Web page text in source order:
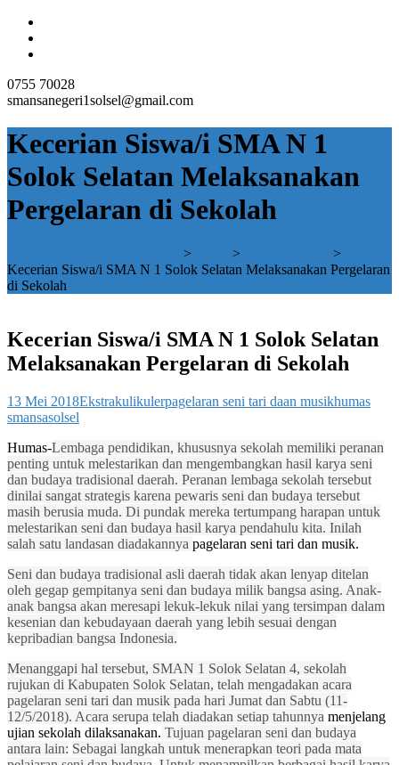
0755 70028
smansanegeri1solsel@gmail.com
Kecerian Siswa/i SMA N 1
Solok Selatan Melaksanakan
Pergelaran di Sekolah
> >
>
Kecerian Siswa/i SMA N 1 Solok Selatan Melaksanakan Pergelaran
di Sekolah
Kecerian Siswa/i SMA N 1 Solok Selatan
Melaksanakan Pergelaran di Sekolah
13 Mei 2018Ekstrakulikulerpagelaran seni tari daan musikhumas
smansasolsel
Humas-Lembaga pendidikan, khususnya sekolah memiliki peranan
penting untuk melestarikan dan mengembangkan hasil karya seni
dan budaya tradisional daerah. Peranan lembaga sekolah tersebut
dinilai sangat strategis karena pewaris seni dan budaya tersebut
masih berusia muda. Di pundak mereka tertumpang harapan untuk
melestarikan seni dan budaya hasil karya pendahulu kita. Inilah
salah satu landasan diadakannya pagelaran seni tari dan musik.
Seni dan budaya tradisional asli daerah tidak akan lenyap ditelan
oleh gegap gempitanya seni dan budaya milik bangsa asing. Anak-
anak bangsa akan meresapi lekuk-lekuk nilai yang tersimpan dalam
kesenian dan kebudayaan daerah yang lebih sesuai dengan
kepribadian bangsa Indonesia.
Menanggapi hal tersebut, SMAN 1 Solok Selatan 4, sekolah
rujukan di Kabupaten Solok Selatan, telah mengadakan acara
pagelaran seni tari dan musik pada hari Jumat dan Sabtu (11-
12/5/2018). Acara serupa telah diadakan setiap tahunnya menjelang
ujian sekolah dilaksanakan. Tujuan pagelaran seni dan budaya
antara lain: Sebagai langkah untuk menerapkan teori pada mata